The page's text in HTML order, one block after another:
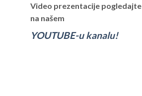
Video prezentacije pogledajte
na našem
YOUTUBE-u kanalu!